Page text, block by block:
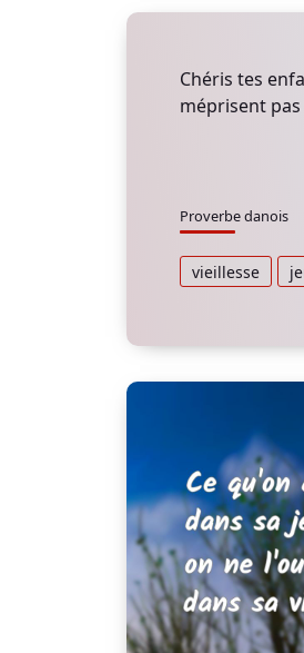
Chéris tes
méprisent
Proverbe danois
vieillesse